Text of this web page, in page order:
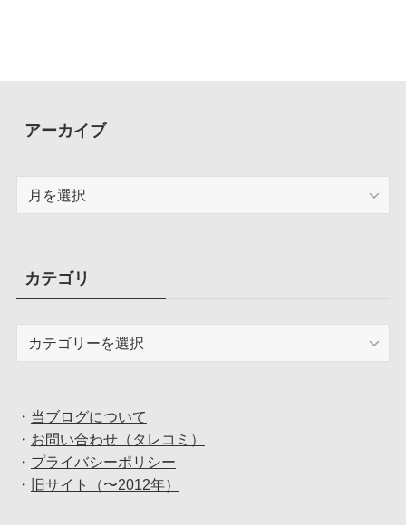
アーカイブ
ブカテゴリ
・ 当ブログについて
・ お問い合わせ（タレコミ）
・ プライバシーポリシー
・
旧サイト（〜2012年）